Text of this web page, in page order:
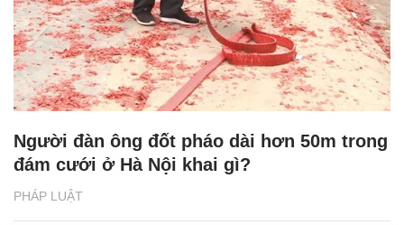
PHÁP LUẬT
Người đàn ông đốt pháo dài hơn 50m trong
đám cưới ở Hà Nội khai gì?